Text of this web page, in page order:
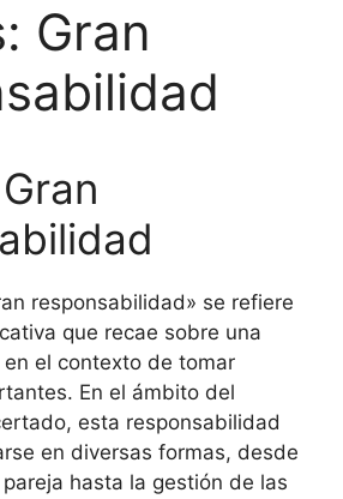
Gran
responsabilidad» se refiere
que recae sobre una
el contexto de tomar
En el ámbito del
esta responsabilidad
en diversas formas, desde
hasta la gestión de las